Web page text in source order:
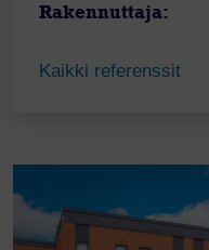
Rakennuttaja:
Kaikki referenssit